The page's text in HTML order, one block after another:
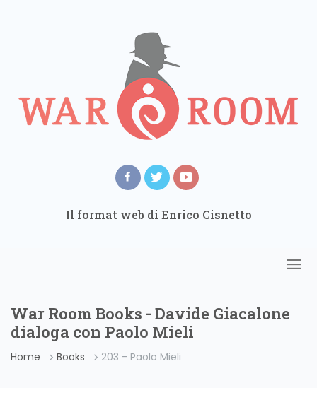
Il format web di Enrico Cisnetto
War Room Books - Davide Giacalone
dialoga con Paolo Mieli
Home Books 203 - Paolo Mieli